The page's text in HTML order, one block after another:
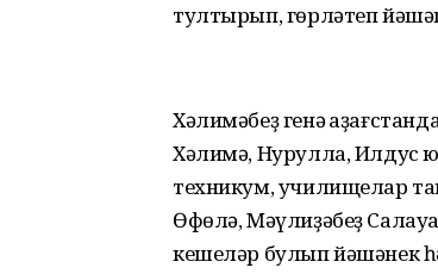
тултырып, гөрләтеп
Хәлимәбеҙ генә
Хәлимә, Нурулла, Илдус
техникум, училищелар
Өфөлә, Мәүлиҙәбеҙ
кешеләр булып йәшәнек